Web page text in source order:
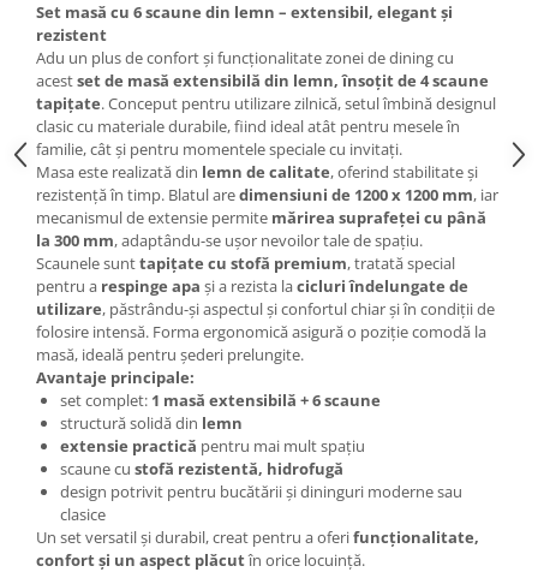
Set masă cu 6 scaune din lemn – extensibil, elegant și
rezistent
Adu un plus de confort și funcționalitate zonei de dining cu
acestset de masă extensibilă din lemn, însoțit de 4 scaune
tapițate. Conceput pentru utilizare zilnică, setul îmbină designul
clasic cu materiale durabile, fiind ideal atât pentru mesele în
familie, cât și pentru momentele speciale cu invitați.
Masa este realizată din lemn de calitate, oferind stabilitate și
rezistență în timp. Blatul aredimensiuni de 1200 x 1200 mm, iar
mecanismul de extensie permite mărirea suprafeței cu până
la 300 mm, adaptându-se ușor nevoilor tale de spațiu.
Scaunele sunttapițate cu stofă premium, tratată special
pentru a respinge apa și a rezista lacicluri îndelungate de
utilizare, păstrându-și aspectul și confortul chiar și în condiții de
folosire intensă. Forma ergonomică asigură o poziție comodă la
masă, ideală pentru șederi prelungite.
Avantaje principale:
set complet: 1 masă extensibilă + 6 scaune
structură solidă din lemn
extensie practică pentru mai mult spațiu
scaune cu stofă rezistentă, hidrofugă
design potrivit pentru bucătării și dininguri moderne sau
clasice
Un set versatil și durabil, creat pentru a oferifuncționalitate,
confort și un aspect plăcutîn orice locuință.